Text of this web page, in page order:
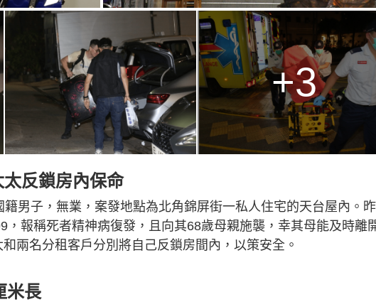
+3
反鎖房內保命
男子，無業，案發地點為北角錦屏街一私人住宅的天台屋內。
，報稱死者精神病復發，且向其68歲母親施襲，幸其母能及時離
兩名分租客戶分別將自己反鎖房間內，以策安全。
米長